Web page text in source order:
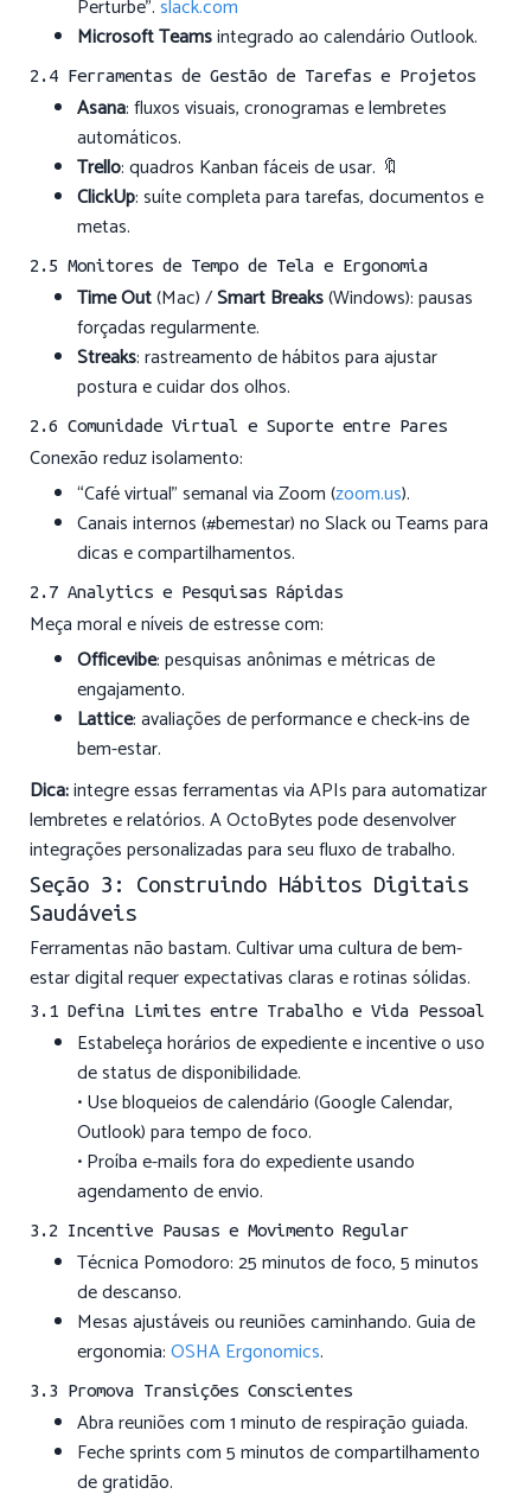
Perturbe”.slack.com
Microsoft Teamsintegrado ao calendário Outlook.
2.4 Ferramentas de Gestão de Tarefas e Projetos
Asana: fluxos visuais, cronogramas e lembretes
automáticos.
Trello: quadros Kanban fáceis de usar. 🔖
ClickUp: suíte completa para tarefas, documentos e
metas.
2.5 Monitores de Tempo de Tela e Ergonomia
Time Out(Mac) /Smart Breaks(Windows): pausas
forçadas regularmente.
Streaks: rastreamento de hábitos para ajustar
postura e cuidar dos olhos.
2.6 Comunidade Virtual e Suporte entre Pares
Conexão reduz isolamento:
“Café virtual” semanal via Zoom (zoom.us).
Canais internos (#bemestar) no Slack ou Teams para
dicas e compartilhamentos.
2.7 Analytics e Pesquisas Rápidas
Meça moral e níveis de estresse com:
Officevibe: pesquisas anônimas e métricas de
engajamento.
Lattice: avaliações de performance e check-ins de
bem-estar.
Dica:integre essas ferramentas via APIs para automatizar
lembretes e relatórios. A OctoBytes pode desenvolver
integrações personalizadas para seu fluxo de trabalho.
Seção 3: Construindo Hábitos Digitais
Saudáveis
Ferramentas não bastam. Cultivar uma cultura de bem-
estar digital requer expectativas claras e rotinas sólidas.
3.1 Defina Limites entre Trabalho e Vida Pessoal
Estabeleça horários de expediente e incentive o uso
de status de disponibilidade.
• Use bloqueios de calendário (Google Calendar,
Outlook) para tempo de foco.
• Proíba e-mails fora do expediente usando
agendamento de envio.
3.2 Incentive Pausas e Movimento Regular
Técnica Pomodoro: 25 minutos de foco, 5 minutos
de descanso.
Mesas ajustáveis ou reuniões caminhando. Guia de
ergonomia:OSHA Ergonomics.
3.3 Promova Transições Conscientes
Abra reuniões com 1 minuto de respiração guiada.
Feche sprints com 5 minutos de compartilhamento
de gratidão.